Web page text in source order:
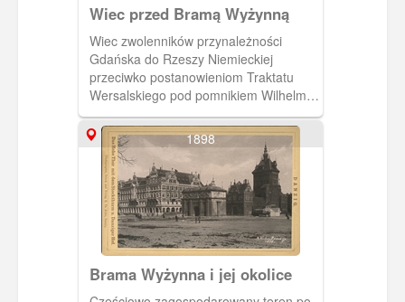
Wiec przed Bramą Wyżynną
Wiec zwolenników przynależności
Gdańska do Rzeszy Niemieckiej
przeciwko postanowieniom Traktatu
Wersalskiego pod pomnikiem Wilhelma
I i Bramą Wyżynną 25 IV 1919 r. Po
prawej: gmach Banku Rzeszy, później
Banku Wolnego Miasta Gdańska, a dziś
NBP. Z lewej nieistniejący hotel
„Danziger Hof”. (1919) [IDX:1589,610]
1898
Brama Wyżynna i jej okolice